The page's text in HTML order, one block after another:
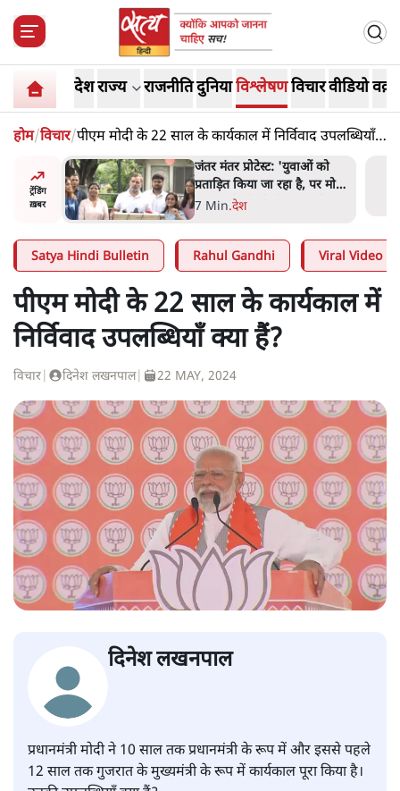
देशराज्य राजनीतिदुनियाविश्लेषणविचारवीडियो
होम/विचार/पीएम मोदी के 22 साल के कार्यकाल में निर्विवाद उपलब्धियाँ
क्या हैं?
ट्रेंडिंग
ख़बर
न
सुने':
जंतर मंतर प्रोटेस्ट: 'युवाओं को
प्रताड़ित किया जा रहा है, पर मोदी-
शाह में बोलने की हिम्मत नहीं'-
7 Min.देश
Satya Hindi Bulletin Rahul Gandhi Viral Video
पीएम मोदी के 22 साल के कार्यकाल में
निर्विवाद उपलब्धियाँ क्या हैं?
विचार दिनेश लखनपाल| 22 MAY, 2024
दिनेश लखनपाल
प्रधानमंत्री मोदी ने 10 साल तक प्रधानमंत्री के रूप में और इससे पहले
12 साल तक गुजरात के मुख्यमंत्री के रूप में कार्यकाल पूरा किया है।